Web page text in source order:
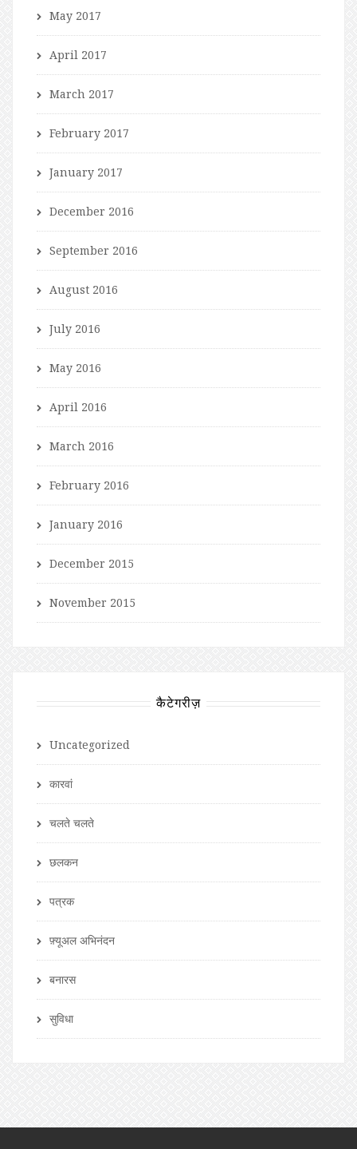
May 2017
April 2017
March 2017
February 2017
January 2017
December 2016
September 2016
August 2016
July 2016
May 2016
April 2016
March 2016
February 2016
January 2016
December 2015
November 2015
कैटेगरीज़
Uncategorized
कारवां
चलते चलते
छलकन
पत्रक
फ़्यूअल अभिनंदन
बनारस
सुविधा